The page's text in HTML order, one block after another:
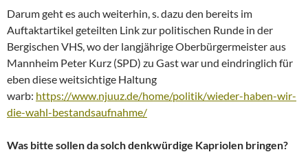
Darum geht es auch weiterhin, s. dazu den bereits im
Auftaktartikel geteilten Link zur politischen Runde in der
Bergischen VHS, wo der langjährige Oberbürgermeister aus
Mannheim Peter Kurz (SPD) zu Gast war und eindringlich für
eben diese weitsichtige Haltung
warb: https://www.njuuz.de/home/politik/wieder-haben-wir-
die-wahl-bestandsaufnahme/
Was bitte sollen da solch denkwürdige Kapriolen bringen?